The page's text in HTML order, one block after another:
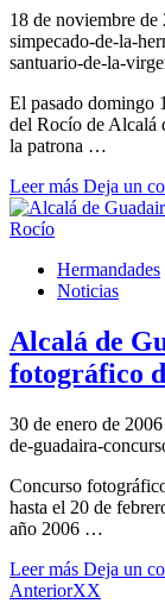
18 de noviembre de
simpecado-de-la-
santuario-de-la-
El pasado domingo
del Rocío de Alcalá
la patrona …
Leer más Deja un
Hermandades
Noticias
Alcalá de
fotográfico
30 de enero de 2006
de-guadaira-
Concurso
hasta el 20 de
año 2006 …
Leer más Deja un
AnteriorXX